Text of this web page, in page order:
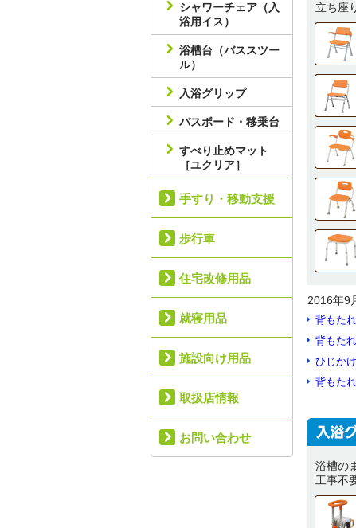
立ち座
2016年9
背もた
背もた
ひじか
背もた
浴槽の
工事不
シャワーチェア（入
浴用イス）
浴槽台（バススツー
ル）
入浴グリップ
バスボード・移乗台
すべり止めマット
［ユクリア］
手すり・移動支援
歩行車
住宅改修用品
就寝用品
施設向け用品
取扱店情報
お問い合わせ